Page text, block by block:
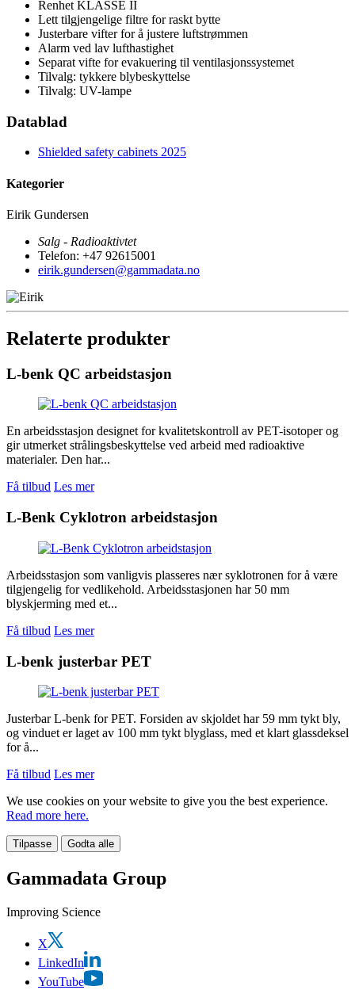
Renhet KLASSE II
Lett tilgjengelige filtre for raskt bytte
Justerbare vifter for å justere luftstrømmen
Alarm ved lav lufthastighet
Separat vifte for evakuering til ventilasjonssystemet
Tilvalg: tykkere blybeskyttelse
Tilvalg: UV-lampe
Datablad
Shielded safety cabinets 2025
Kategorier
Eirik Gundersen
Salg - Radioaktivtet
Telefon: +47 92615001
eirik.gundersen@gammadata.no
Relaterte produkter
L-benk QC arbeidstasjon
En arbeidsstasjon designet for kvalitetskontroll av PET-isotoper og
gir utmerket strålingsbeskyttelse ved arbeid med radioaktive
materialer. Den har...
Få tilbud Les mer
L-Benk Cyklotron arbeidstasjon
Arbeidsstasjon som vanligvis plasseres nær syklotronen for å være
tilgjengelig for vedlikehold. Arbeidsstasjonen har 50 mm
blyskjerming med et...
Få tilbud Les mer
L-benk justerbar PET
Justerbar L-benk for PET. Forsiden av skjoldet har 59 mm tykt bly,
og vinduet er laget av 100 mm tykt blyglass, med et klart glassdeksel
for å...
Få tilbud Les mer
We use cookies on your website to give you the best experience.
Read more here.
Tilpasse Godta alle
Gammadata Group
Improving Science
X
LinkedIn
YouTube